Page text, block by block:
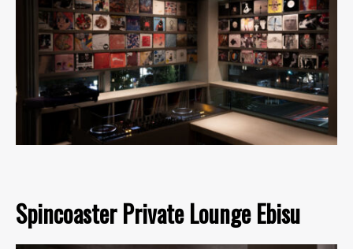
Spincoaster Private Lounge Ebisu